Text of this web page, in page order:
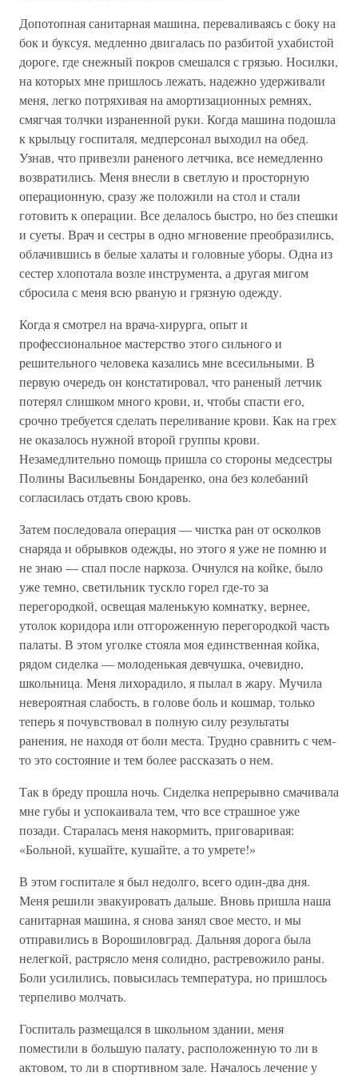
Допотопная санитарная машина, переваливаясь с боку на
бок и буксуя, медленно двигалась по разбитой ухабистой
дороге, где снежный покров смешался с грязью. Носилки,
на которых мне пришлось лежать, надежно удерживали
меня, легко потряхивая на амортизационных ремнях,
смягчая толчки израненной руки. Когда машина подошла
к крыльцу госпиталя, медперсонал выходил на обед.
Узнав, что привезли раненого летчика, все немедленно
возвратились. Меня внесли в светлую и просторную
операционную, сразу же положили на стол и стали
готовить к операции. Все делалось быстро, но без спешки
и суеты. Врач и сестры в одно мгновение преобразились,
облачившись в белые халаты и головные уборы. Одна из
сестер хлопотала возле инструмента, а другая мигом
сбросила с меня всю рваную и грязную одежду.
Когда я смотрел на врача-хирурга, опыт и
профессиональное мастерство этого сильного и
решительного человека казались мне всесильными. В
первую очередь он констатировал, что раненый летчик
потерял слишком много крови, и, чтобы спасти его,
срочно требуется сделать переливание крови. Как на грех
не оказалось нужной второй группы крови.
Незамедлительно помощь пришла со стороны медсестры
Полины Васильевны Бондаренко, она без колебаний
согласилась отдать свою кровь.
Затем последовала операция — чистка ран от осколков
снаряда и обрывков одежды, но этого я уже не помню и
не знаю — спал после наркоза. Очнулся на койке, было
уже темно, светильник тускло горел где-то за
перегородкой, освещая маленькую комнатку, вернее,
утолок коридора или отгороженную перегородкой часть
палаты. В этом уголке стояла моя единственная койка,
рядом сиделка — молоденькая девчушка, очевидно,
школьница. Меня лихорадило, я пылал в жару. Мучила
невероятная слабость, в голове боль и кошмар, только
теперь я почувствовал в полную силу результаты
ранения, не находя от боли места. Трудно сравнить с чем-
то это состояние и тем более рассказать о нем.
Так в бреду прошла ночь. Сиделка непрерывно смачивала
мне губы и успокаивала тем, что все страшное уже
позади. Старалась меня накормить, приговаривая:
«Больной, кушайте, кушайте, а то умрете!»
В этом госпитале я был недолго, всего один-два дня.
Меня решили эвакуировать дальше. Вновь пришла наша
санитарная машина, я снова занял свое место, и мы
отправились в Ворошиловград. Дальняя дорога была
нелегкой, растрясло меня солидно, растревожило раны.
Боли усилились, повысилась температура, но пришлось
терпеливо молчать.
Госпиталь размещался в школьном здании, меня
поместили в большую палату, расположенную то ли в
актовом, то ли в спортивном зале. Началось лечение у